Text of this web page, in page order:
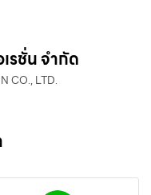
รชั่น จำกัด
CO., LTD.